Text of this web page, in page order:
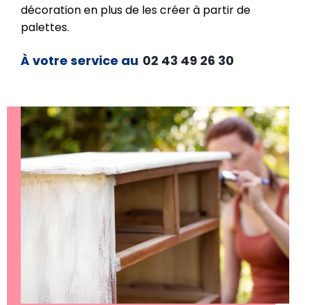
décoration en plus de les créer à partir de
palettes.
À votre service au 02 43 49 26 30